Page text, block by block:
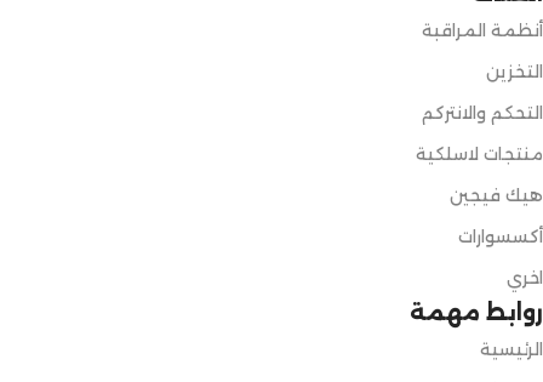
أنظمة المراقبة
التخزين
التحكم والانتركم
منتجات لاسلكية
هيك فيجين
أكسسوارات
اخري
روابط مهمة
الرئيسية